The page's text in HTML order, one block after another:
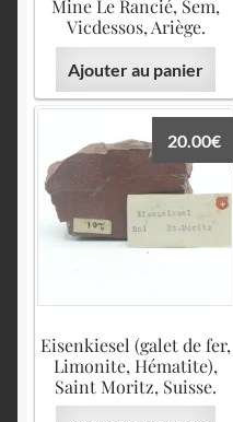
Mine Le Rancié, Sem,
Vicdessos, Ariège.
Ajouter au panier
Eisenkiesel (galet de fer,
Limonite, Hématite),
Saint Moritz, Suisse.
20.00€